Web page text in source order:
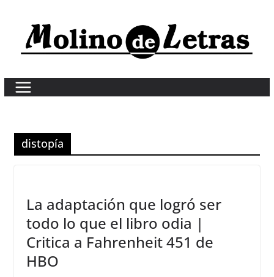
content
distopía
La adaptación que logró ser
todo lo que el libro odia |
Critica a Fahrenheit 451 de
HBO